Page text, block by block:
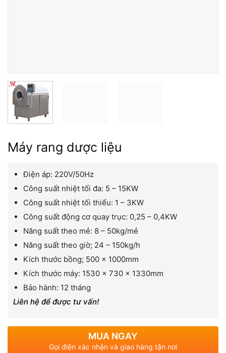
Máy rang dược liệu
Điện áp: 220V/50Hz
Công suất nhiệt tối đa: 5 – 15KW
Công suất nhiệt tối thiểu: 1 – 3KW
Công suất động cơ quay trục: 0,25 – 0,4KW
Năng suất theo mẻ: 8 – 50kg/mẻ
Năng suất theo giờ; 24 – 150kg/h
Kích thước bồng; 500 x 1000mm
Kích thước máy: 1530 x 730 x 1330mm
Bảo hành: 12 tháng
Liên hệ để được tư vấn!
MUA NGAY
Gọi điện xác nhận và giao hàng tận nơi